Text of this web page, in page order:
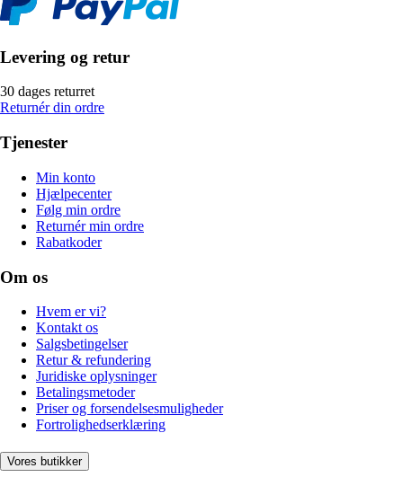
Levering og retur
30 dages returret
Returnér din ordre
Tjenester
Min konto
Hjælpecenter
Følg min ordre
Returnér min ordre
Rabatkoder
Om os
Hvem er vi?
Kontakt os
Salgsbetingelser
Retur & refundering
Juridiske oplysninger
Betalingsmetoder
Priser og forsendelsesmuligheder
Fortrolighedserklæring
Vores butikker